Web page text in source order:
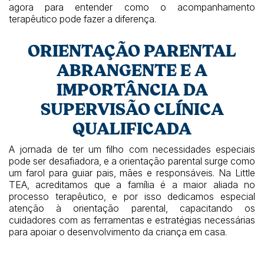
agora para entender como o acompanhamento
terapêutico pode fazer a diferença.
ORIENTAÇÃO PARENTAL
ABRANGENTE E A
IMPORTÂNCIA DA
SUPERVISÃO CLÍNICA
QUALIFICADA
A jornada de ter um filho com necessidades especiais
pode ser desafiadora, e a orientação parental surge como
um farol para guiar pais, mães e responsáveis. Na Little
TEA, acreditamos que a família é a maior aliada no
processo terapêutico, e por isso dedicamos especial
atenção à orientação parental, capacitando os
cuidadores com as ferramentas e estratégias necessárias
para apoiar o desenvolvimento da criança em casa.